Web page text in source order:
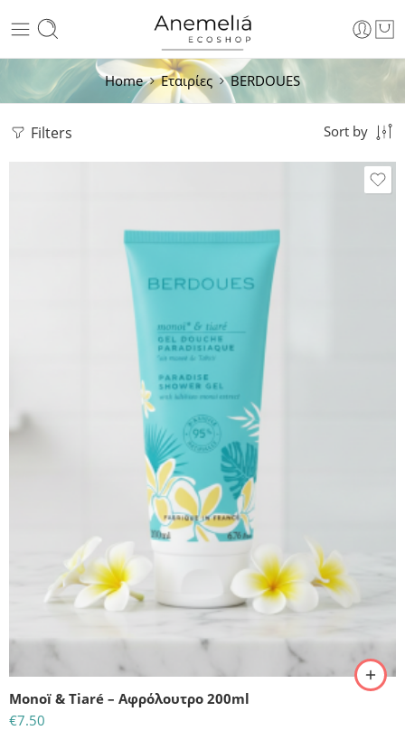
Home Εταιρίες BERDOUES
Filters Sort by
Monoï & Tiaré – Αφρόλουτρο 200ml
€7.50